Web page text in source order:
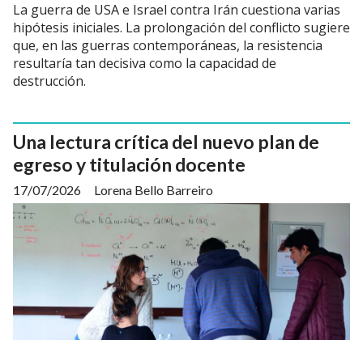
La guerra de USA e Israel contra Irán cuestiona varias
hipótesis iniciales. La prolongación del conflicto sugiere
que, en las guerras contemporáneas, la resistencia
resultaría tan decisiva como la capacidad de
destrucción.
Una lectura crítica del nuevo plan de
egreso y titulación docente
Lorena Bello Barreiro
17/07/2026